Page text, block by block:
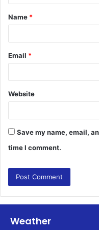
t
*
Name *
Email *
Website
Save my name, email,
time I comment.
Weather